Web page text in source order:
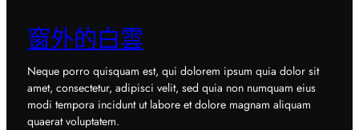
窗外的白雲
Neque porro quisquam est, qui dolorem ipsum quia dolor sit
amet, consectetur, adipisci velit, sed quia non numquam eius
modi tempora incidunt ut labore et dolore magnam aliquam
quaerat voluptatem.